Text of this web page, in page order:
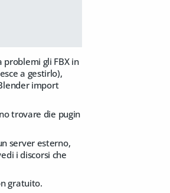
gli FBX in
a gestirlo),
import
trovare die pugin
server esterno,
i discorsi che
gratuito.